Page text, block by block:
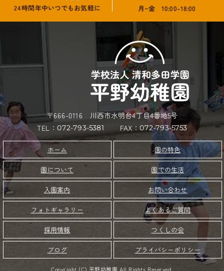
24時間年中いつでもお気軽に 月~金 10:00-18:00
〒666-0116 川西市水明台4丁目4番地5号
TEL：072-793-5381 FAX： 072-793-5753
ホーム 園の特色
園について 園での生活
入園案内 お問い合わせ
フォトギャラリー よくあるご質問
採用情報 つくしの会
ブログ プライバシーポリシー
Copyright (C) 平野幼稚園 All Rights Reserved.